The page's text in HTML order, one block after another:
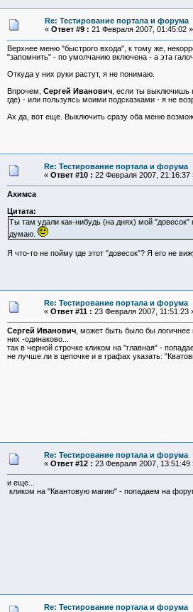
Re: Тестирование портала и форума
« Ответ #9 : 21 Февраля 2007, 01:45:02 »
Верхнее меню "быстрого входа", к тому же,
"запомнить" - по умолчанию включена - а эта
Откуда у них руки растут, я не понимаю.
Впрочем, Сергей Иванович, если ты выключишь
где) - или пользуясь моими подсказками - я не
Ах да, вот еще. Выключить сразу оба меню
Re: Тестирование портала и форума
« Ответ #10 : 22 Февраля 2007, 21:16:37
Ахимса
Цитата:
Ты там удали как-нибудь (на днях) мой
думаю.
Я что-то не пойму где этот "довесок"? Я его не
Re: Тестирование портала и форума
« Ответ #11 : 23 Февраля 2007, 11:51:23
Сергей Иванович, может быть было бы логичнее
них -одинаково...
так в черной строчке кликом на "главная" -
не лучше ли в цепочке и в графах указать:
Re: Тестирование портала и форума
« Ответ #12 : 23 Февраля 2007, 13:51:49
и еще...
кликом на "Квантовую магию" - попадаем на
Re: Тестирование портала и форума